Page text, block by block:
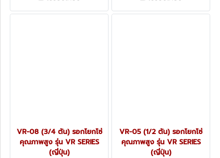
HOISTS " V " LEVER (ญี่ปุ่น)
HOISTS " V " LEVER (ญี่ปุ่น)
VR-08 (3/4 ตัน) รอกโยกโซ่
คุณภาพสูง รุ่น VR SERIES
(ญี่ปุ่น)
VR-05 (1/2 ตัน) รอกโยกโซ่
คุณภาพสูง รุ่น VR SERIES
(ญี่ปุ่น)